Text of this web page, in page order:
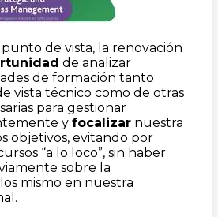
de vista, la renovación
de analizar
de formación tanto
vista técnico como de otras
para gestionar
y focalizar nuestra
objetivos, evitando por
“a lo loco”, sin haber
sobre la
mismo en nuestra